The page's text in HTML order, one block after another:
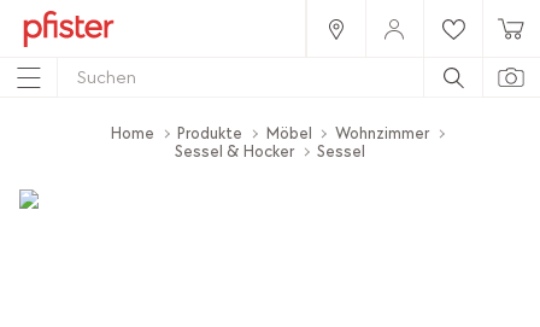
Home Produkte Möbel
Wohnzimmer
Sessel & Hocker
Sessel